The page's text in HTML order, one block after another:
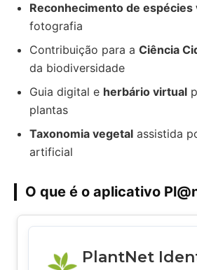
Reconhecimento de espécies
fotografia
Contribuição para a Ciência
da biodiversidade
Guia digital e herbário virtual
plantas
Taxonomia vegetal assistida
artificial
O que é o aplicativo
PlantNet